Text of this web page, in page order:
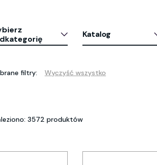
Katalog
filtry: Wyczyść wszystko
3572 produktów